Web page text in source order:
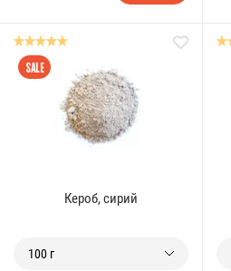
Кероб, сирий
100 г
SALE